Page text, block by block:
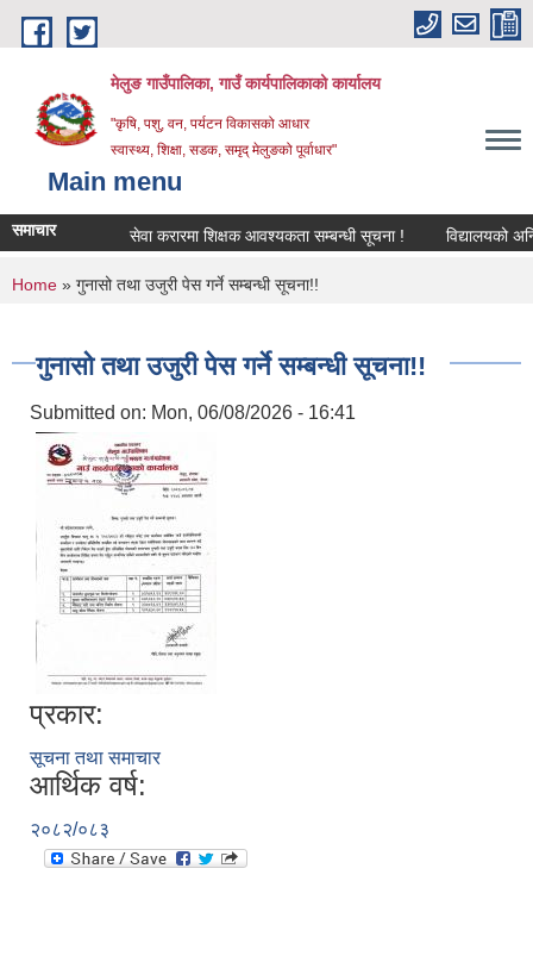
Skip to main content
मेलुङ गाउँपालिका, गाउँ कार्यपालिकाको कार्यालय
"कृषि, पशु, वन, पर्यटन विकासको आधार
स्वास्थ्य, शिक्षा, सडक, समृद् मेलुङको पूर्वाधार"
Main menu
समाचार सेवा करारमा शिक्षक आवश्‍यकता सम्बन्धी सूचना ! विद्यालयको
You are here
Home » गुनासो तथा उजुरी पेस गर्ने सम्बन्धी सूचना!!
गुनासो तथा उजुरी पेस गर्ने सम्बन्धी सूचना!!
Submitted on: Mon, 06/08/2026 - 16:41
प्रकार:
सूचना तथा समाचार
आर्थिक वर्ष:
२०८२/०८३